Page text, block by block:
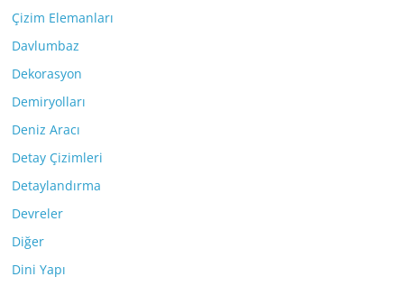
Çizim Elemanları
Davlumbaz
Dekorasyon
Demiryolları
Deniz Aracı
Detay Çizimleri
Detaylandırma
Devreler
Diğer
Dini Yapı